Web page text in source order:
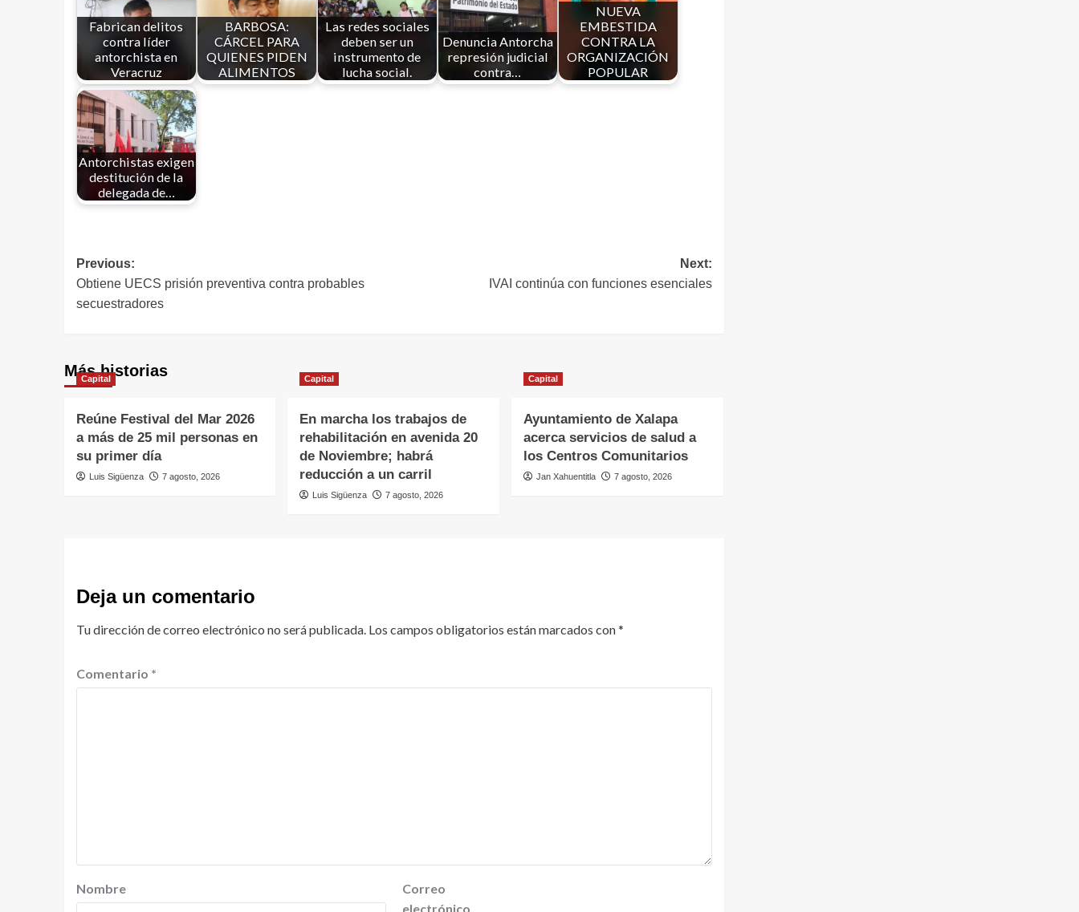
Fabrican delitos
contra líder
antorchista en
Veracruz
BARBOSA:
CÁRCEL PARA
QUIENES PIDEN
ALIMENTOS
Las redes sociales
deben ser un
instrumento de
lucha social.
Denuncia Antorcha
represión judicial
contra…
NUEVA
EMBESTIDA
CONTRA LA
ORGANIZACIÓN
POPULAR
Antorchistas exigen
destitución de la
delegada de…
Previous:
Obtiene UECS prisión preventiva contra probables
secuestradores
Next:
IVAI continúa con funciones esenciales
Más historias
Capital
Reúne Festival del Mar 2026
a más de 25 mil personas en
su primer día
Luis Sigüenza 7 agosto, 2026
Capital
En marcha los trabajos de
rehabilitación en avenida 20
de Noviembre; habrá
reducción a un carril
Luis Sigüenza 7 agosto, 2026
Capital
Ayuntamiento de Xalapa
acerca servicios de salud a
los Centros Comunitarios
Jan Xahuentitla 7 agosto, 2026
Deja un comentario
Tu dirección de correo electrónico no será publicada. Los campos obligatorios están marcados con*
Comentario *
Nombre
Correo
electrónico